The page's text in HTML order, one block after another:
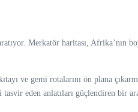
Merkatör haritası, Afrika’nın
ve gemi rotalarını ön plana
eden anlatıları güçlendiren bir